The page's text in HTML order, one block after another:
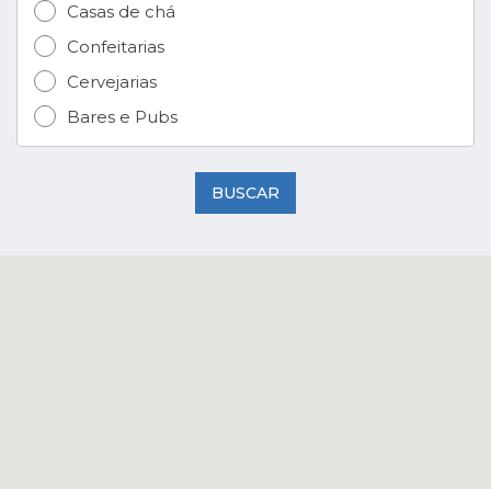
Casas de chá
Confeitarias
Cervejarias
Bares e Pubs
BUSCAR